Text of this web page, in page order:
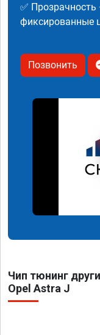
✅
фиксированные
Позвонить
Чип тюнинг
Opel Astra J